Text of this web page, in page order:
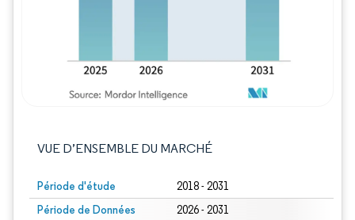
VUE D’ENSEMBLE DU MARCHÉ
Période d'étude 2018 - 2031
Période de Données
2026 - 2031